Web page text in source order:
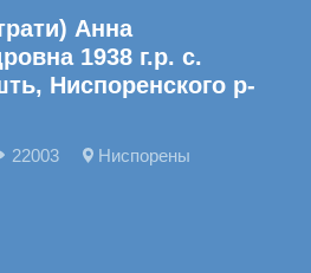
Анна
1938 г.р. с.
Ниспоренского р-
22003 Ниспорены